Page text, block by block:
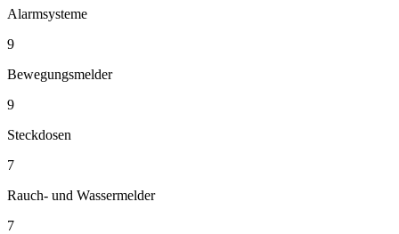
Alarmsysteme
9
Bewegungsmelder
9
Steckdosen
7
Rauch- und Wassermelder
7